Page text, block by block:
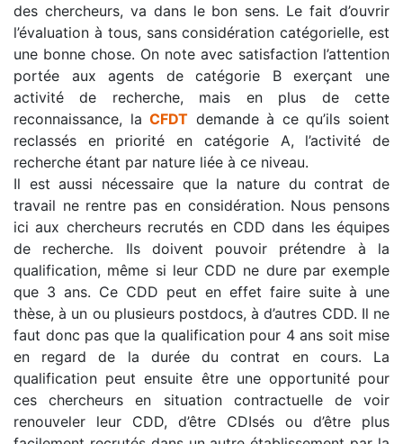
des chercheurs, va dans le bon sens. Le fait d’ouvrir
l’évaluation à tous, sans considération catégorielle, est
une bonne chose. On note avec satisfaction l’attention
portée aux agents de catégorie B exerçant une
activité de recherche, mais en plus de cette
reconnaissance, laCFDT demande à ce qu’ils soient
reclassés en priorité en catégorie A, l’activité de
recherche étant par nature liée à ce niveau.
Il est aussi nécessaire que la nature du contrat de
travail ne rentre pas en considération. Nous pensons
ici aux chercheurs recrutés en CDD dans les équipes
de recherche. Ils doivent pouvoir prétendre à la
qualification, même si leur CDD ne dure par exemple
que 3 ans. Ce CDD peut en effet faire suite à une
thèse, à un ou plusieurs postdocs, à d’autres CDD. Il ne
faut donc pas que la qualification pour 4 ans soit mise
en regard de la durée du contrat en cours. La
qualification peut ensuite être une opportunité pour
ces chercheurs en situation contractuelle de voir
renouveler leur CDD, d’être CDIsés ou d’être plus